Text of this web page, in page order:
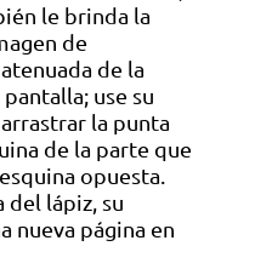
le brinda la
de
de la
use su
la punta
de la parte que
opuesta.
del lápiz, su
nueva página en